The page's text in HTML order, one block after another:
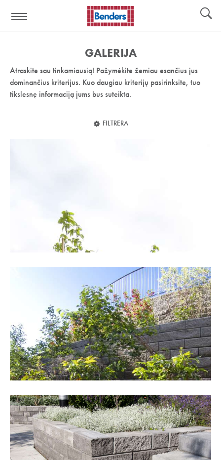
nuoroda:
GALERIJA
Atraskite sau tinkamiausią! Pažymėkite žemiau esančius jus
dominančius kriterijus. Kuo daugiau kriterijų pasirinksite, tuo
tikslesnę informaciją jums bus suteikta.
FILTRERA